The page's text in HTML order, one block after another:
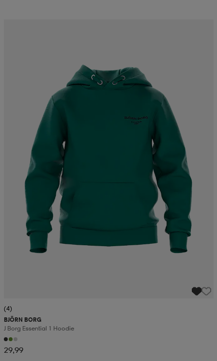
(4)
BJÖRN BORG
J Borg Essential 1 Hoodie
29,99